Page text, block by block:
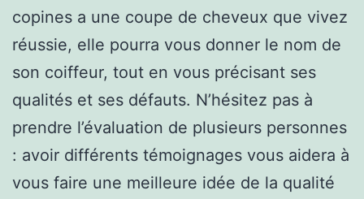
copines a une coupe de cheveux que vivez
réussie, elle pourra vous donner le nom de
son coiffeur, tout en vous précisant ses
qualités et ses défauts. N’hésitez pas à
prendre l’évaluation de plusieurs personnes
: avoir différents témoignages vous aidera à
vous faire une meilleure idée de la qualité